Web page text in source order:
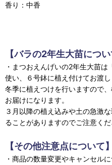
香り：中香
【バラの2年生大苗につい
・まつおえんげいの2年生大苗
使い、６号鉢に植え付けてお渡し
冬季に植えつけを行いますので
お届けになります。
３月以降の植え込みや土の急激
ることがありますのでご注意くだ
【その他注意点について】
・商品の数量変更やキャンセル